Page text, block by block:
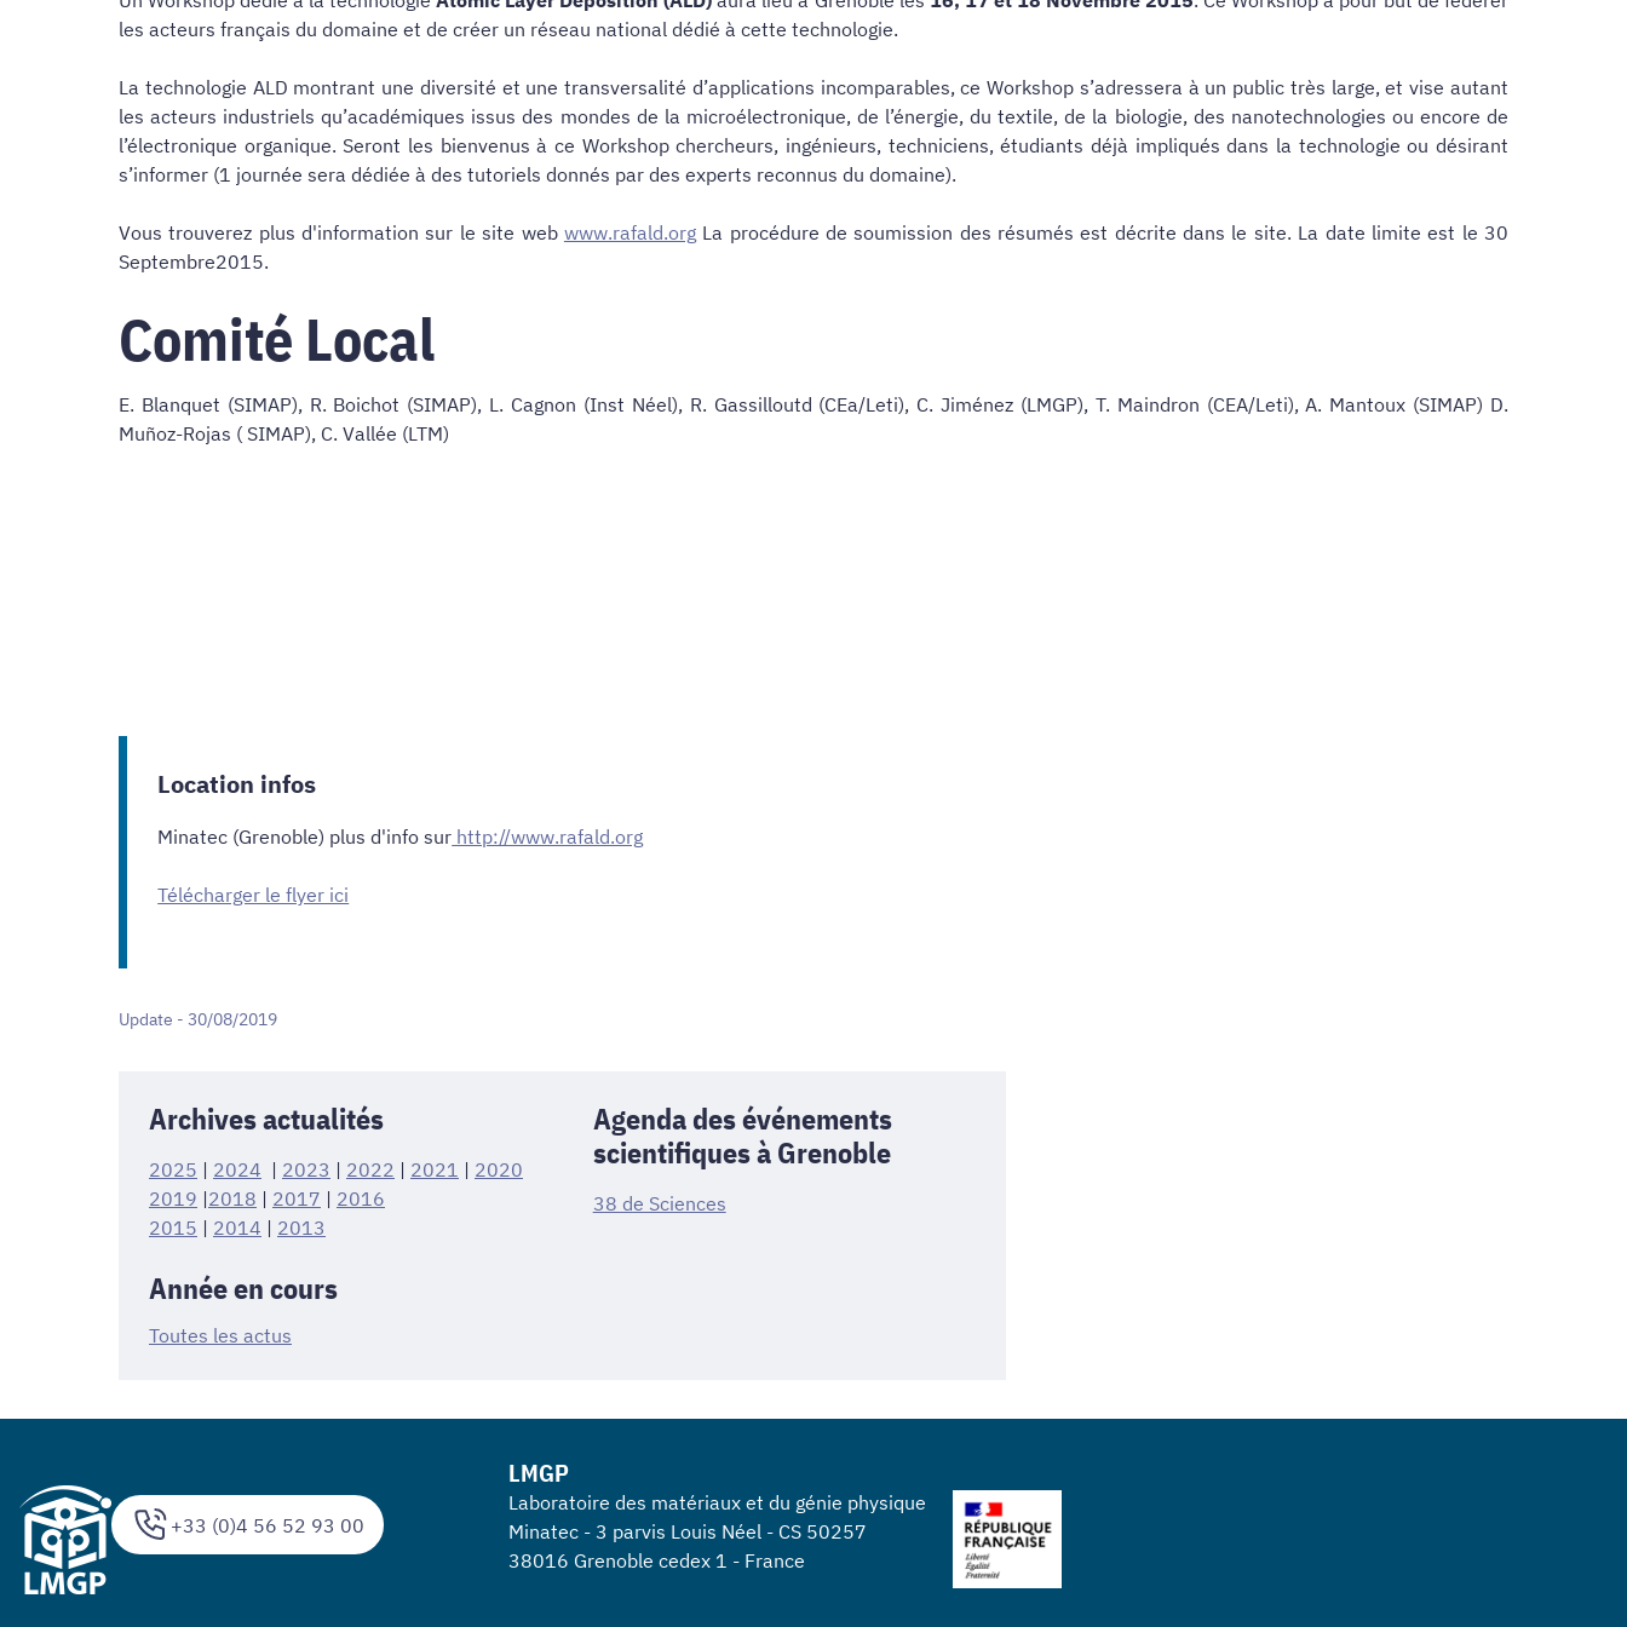
les acteurs français du domaine et de créer un réseau national dédié à cette technologie.
La technologie ALD montrant une diversité et une transversalité d’applications incomparables, ce Workshop s’adressera à un public très large, et vise autant
les acteurs industriels qu’académiques issus des mondes de la microélectronique, de l’énergie, du textile, de la biologie, des nanotechnologies ou encore de
l’électronique organique. Seront les bienvenus à ce Workshop chercheurs, ingénieurs, techniciens, étudiants déjà impliqués dans la technologie ou désirant
s’informer (1 journée sera dédiée à des tutoriels donnés par des experts reconnus du domaine).
Vous trouverez plus d'information sur le site web www.rafald.orgLa procédure de soumission des résumés est décrite dans le site. La date limite est le 30
Septembre2015.
Comité Local
E. Blanquet (SIMAP), R. Boichot (SIMAP), L. Cagnon (Inst Néel), R. Gassilloutd (CEa/Leti), C. Jiménez (LMGP), T. Maindron (CEA/Leti), A. Mantoux (SIMAP) D.
Muñoz-Rojas ( SIMAP), C. Vallée (LTM)
Location infos
Minatec (Grenoble) plus d'info sur http://www.rafald.org
Télécharger le flyer ici
Update - 30/08/2019
Archives actualités
2025 | 2024 | 2023 | 2022 | 2021 | 2020
2019 |2018 | 2017 | 2016
2015 | 2014 | 2013
Année en cours
Toutes les actus
Agenda des événements
scientifiques à Grenoble
38 de Sciences
+33 (0)4 56 52 93 00
LMGP
Laboratoire des matériaux et du génie physique
Minatec - 3 parvis Louis Néel - CS 50257
38016 Grenoble cedex 1 - France